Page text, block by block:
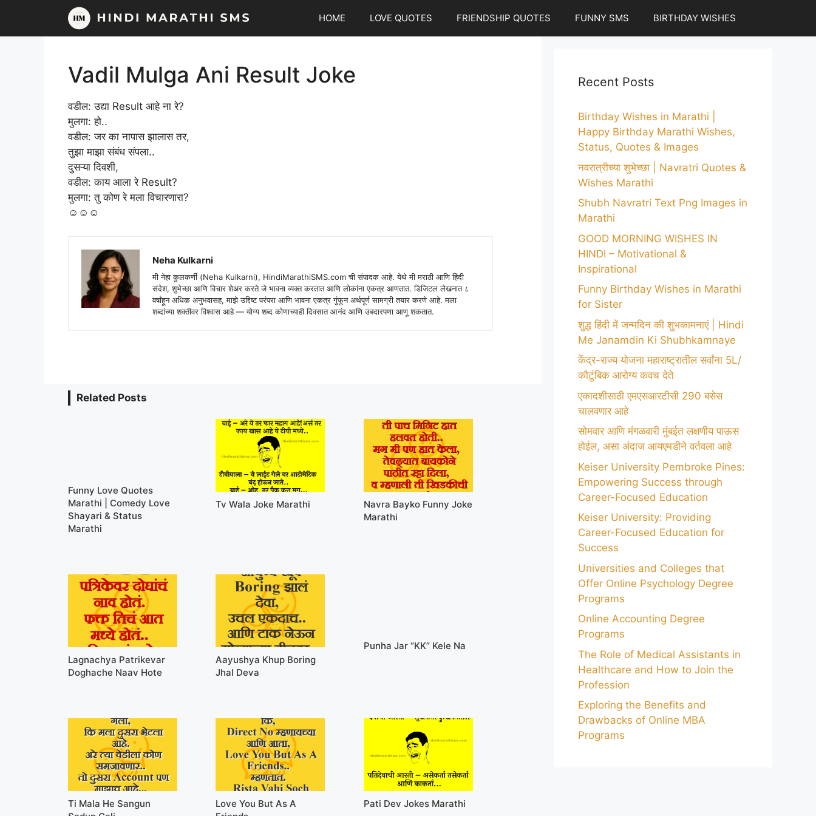
content
HOME LOVE QUOTES FRIENDSHIP QUOTES FUNNY SMS BIRTHDAY WISHES
Vadil Mulga Ani Result Joke
वडील: उद्या Result आहे ना रे?
मुलगा: हो..
वडील: जर का नापास झालास तर,
तुझा माझा संबंध संपला..
दुसऱ्या दिवशी,
वडील: काय आला रे Result?
मुलगा: तु कोण रे मला विचारणारा?
☺☺☺
Neha Kulkarni
मी नेहा कुलकर्णी (Neha Kulkarni), HindiMarathiSMS.com ची संपादक आहे. येथे मी मराठी आणि हिंदी
संदेश, शुभेच्छा आणि विचार शेअर करते जे भावना व्यक्त करतात आणि लोकांना एकत्र आणतात. डिजिटल लेखनात ८
वर्षांहून अधिक अनुभवासह, माझे उद्दिष्ट परंपरा आणि भावना एकत्र गुंफून अर्थपूर्ण सामग्री तयार करणे आहे. मला
शब्दांच्या शक्तीवर विश्वास आहे — योग्य शब्द कोणाच्याही दिवसात आनंद आणि उबदारपणा आणू शकतात.
Related Posts
Funny Love Quotes
Marathi | Comedy Love
Shayari & Status
Marathi
Tv Wala Joke Marathi
Navra Bayko Funny Joke
Marathi
Lagnachya Patrikevar
Doghache Naav Hote
Aayushya Khup Boring
Jhal Deva
Punha Jar “KK” Kele Na
Ti Mala He Sangun
Love You But As A
Pati Dev Jokes Marathi
Recent Posts
Birthday Wishes in Marathi |
Happy Birthday Marathi Wishes,
Status, Quotes & Images
नवरात्रीच्या शुभेच्छा | Navratri Quotes &
Wishes Marathi
Shubh Navratri Text Png Images in
Marathi
GOOD MORNING WISHES IN
HINDI – Motivational &
Inspirational
Funny Birthday Wishes in Marathi
for Sister
शुद्ध हिंदी में जन्मदिन की शुभकामनाएं | Hindi
Me Janamdin Ki Shubhkamnaye
केंद्र-राज्य योजना महाराष्ट्रातील सर्वांना 5L/
कौटुंबिक आरोग्य कवच देते
एकादशीसाठी एमएसआरटीसी 290 बसेस
चालवणार आहे
सोमवार आणि मंगळवारी मुंबईत लक्षणीय पाऊस
होईल, असा अंदाज आयएमडीने वर्तवला आहे
Keiser University Pembroke Pines:
Empowering Success through
Career-Focused Education
Keiser University: Providing
Career-Focused Education for
Success
Universities and Colleges that
Offer Online Psychology Degree
Programs
Online Accounting Degree
Programs
The Role of Medical Assistants in
Healthcare and How to Join the
Profession
Exploring the Benefits and
Drawbacks of Online MBA
Programs